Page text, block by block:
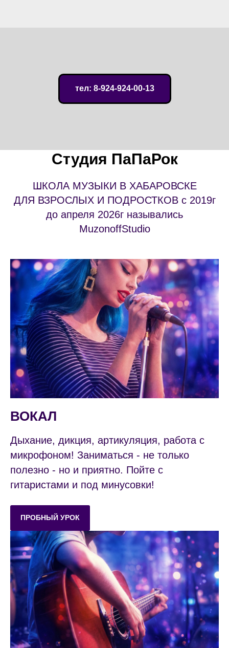
тел: 8-924-924-00-13
Студия ПаПаРок
ШКОЛА МУЗЫКИ В ХАБАРОВСКЕ
ДЛЯ ВЗРОСЛЫХ И ПОДРОСТКОВ с 2019г
до апреля 2026г назывались
MuzonoffStudio
ВОКАЛ
Дыхание, дикция, артикуляция, работа с
микрофоном! Заниматься - не только
полезно - но и приятно. Пойте с
гитаристами и под минусовки!
ПРОБНЫЙ УРОК